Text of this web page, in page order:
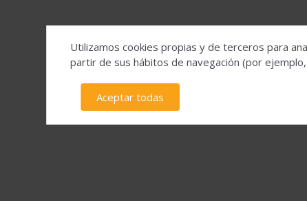
Utilizamos cookies propias y de terceros para
partir de sus hábitos de navegación (por
Aceptar todas